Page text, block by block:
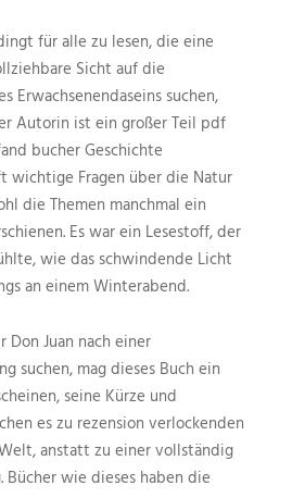
für alle zu lesen, die eine
Sicht auf die
Erwachsenendaseins suchen,
Autorin ist ein großer Teil pdf
bucher Geschichte
wichtige Fragen über die Natur
die Themen manchmal ein
Es war ein Lesestoff, der
wie das schwindende Licht
an einem Winterabend.
Don Juan nach einer
suchen, mag dieses Buch ein
seine Kürze und
es zu rezension verlockenden
anstatt zu einer vollständig
Bücher wie dieses haben die